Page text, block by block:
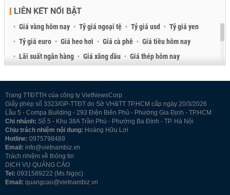
LIÊN KẾT NỔI BẬT
Giá vàng hôm nay Tỷ giá ngoại tệ Tỷ giá usd
Tỷ giá yen
Tỷ giá euro
Giá heo hơi Giá cà phê
Giá tiêu hôm nay
Lãi suất ngân hàng
Giá xăng dầu
Giá thép hôm nay
Trang TTĐTTH của công ty VietNewsCorp
Giấy phép số 3323/GP-TTĐT do Sở VH&TT TP.HCM cấp ngày 20/3/2026
Lầu 5 - Compa Building - 293 Điện Biên Phủ - Phường Gia Định - TP.HCM
Chi nhánh: Số 5 - Khu 38A Trần Phú - Phường Ba Đình - TP. Hà Nội
Chịu trách nhiệm nội dung: Hoàng Hữu Lợi
Hotline: 0975798489
Email: info@vietnambiz.vn
Trách nhiệm về thông tin
DỊCH VỤ QUẢNG CÁO
Tel: 0931589222 (Ms Ngọc)
Email: quangcao@vietnambiz.vn